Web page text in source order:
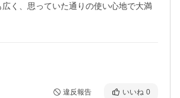
く、思っていた通りの使い心地で大満
違反報告 いいね 0